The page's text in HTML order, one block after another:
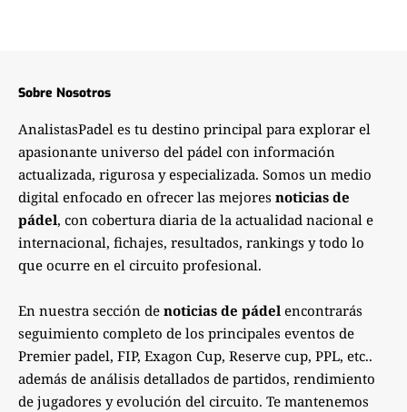
Sobre Nosotros
AnalistasPadel es tu destino principal para explorar el
apasionante universo del pádel con información
actualizada, rigurosa y especializada. Somos un medio
digital enfocado en ofrecer las mejores noticias de
pádel, con cobertura diaria de la actualidad nacional e
internacional, fichajes, resultados, rankings y todo lo
que ocurre en el circuito profesional.
En nuestra sección de noticias de pádel encontrarás
seguimiento completo de los principales eventos de
Premier padel, FIP, Exagon Cup, Reserve cup, PPL, etc..
además de análisis detallados de partidos, rendimiento
de jugadores y evolución del circuito. Te mantenemos